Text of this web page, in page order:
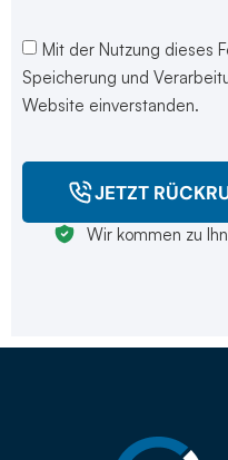
Mit der Nutzung dieses
Speicherung und
Website einverstanden.
JETZT
Wir kommen zu